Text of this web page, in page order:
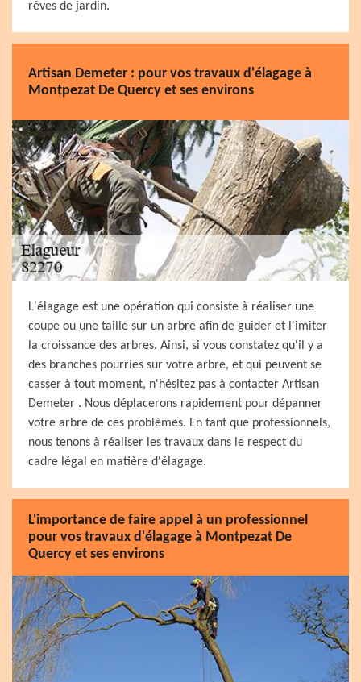
rêves de jardin.
Artisan Demeter : pour vos travaux d'élagage à
Montpezat De Quercy et ses environs
L'élagage est une opération qui consiste à réaliser une
coupe ou une taille sur un arbre afin de guider et l'imiter
la croissance des arbres. Ainsi, si vous constatez qu'il y a
des branches pourries sur votre arbre, et qui peuvent se
casser à tout moment, n'hésitez pas à contacter Artisan
Demeter . Nous déplacerons rapidement pour dépanner
votre arbre de ces problèmes. En tant que professionnels,
nous tenons à réaliser les travaux dans le respect du
cadre légal en matière d'élagage.
L'importance de faire appel à un professionnel
pour vos travaux d'élagage à Montpezat De
Quercy et ses environs